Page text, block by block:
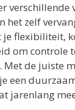
verschillende
het zelf
je flexibiliteit,
om controle
Met de juiste
een
jarenlang